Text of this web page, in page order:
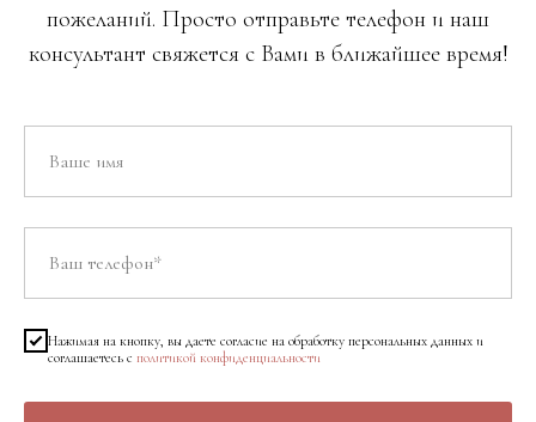
пожеланий. Просто отправьте телефон и наш
консультант свяжется с Вами в ближайшее время!
Нажимая на кнопку, вы даете согласие на обработку персональных данных и
соглашаетесь c политикой конфиденциальности